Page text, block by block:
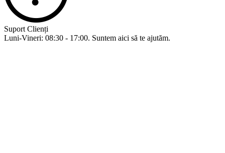
Suport Clienți
Luni-Vineri: 08:30 - 17:00. Suntem aici să te ajutăm.